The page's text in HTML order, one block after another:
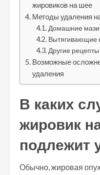
жировиков на шее
Методы удаления
Домашние мази
Вытягивающие
Другие рецепты
Возможные
удаления
В каких
жировик
подлежит
Обычно, жировая